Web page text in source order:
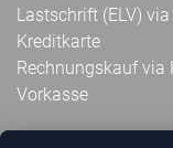
Lastschrift (ELV)
Kreditkarte
Rechnungskauf via
Vorkasse